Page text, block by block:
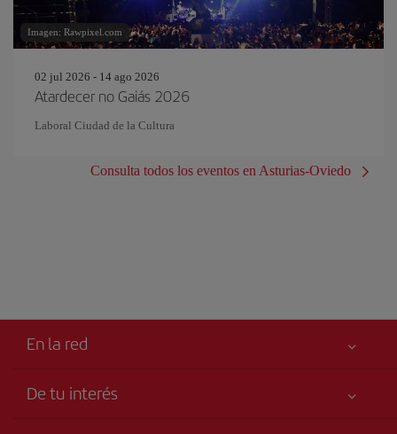
Imagen: Rawpixel.com
02 jul 2026 - 14 ago 2026
Atardecer no Gaiás 2026
Laboral Ciudad de la Cultura
Consulta todos los eventos en Asturias-Oviedo
En la red
De tu interés